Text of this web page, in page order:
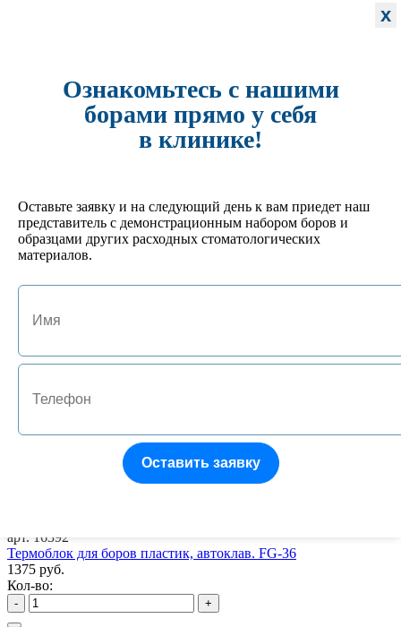
№4 Подставка под боры FG/RA на 24 инструмента
+
№1 Подставка под боры FG/RA на 10 инструментов
522 руб.
Кол-во:
№9 Термоблок 15 RA/HP
Кол-во:
№10 Термоблок 15HP/File
+
арт. 16392
Термоблок для боров пластик, автоклав. FG-36
1375 руб.
Кол-во:
- +
x
Ознакомьтесь с нашими
борами прямо у себя
в клинике!
Оставьте заявку и на следующий день к вам приедет наш
представитель с демонстрационным набором боров и
образцами других расходных стоматологических
материалов.
Оставить заявку